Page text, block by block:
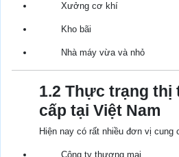
Xưởng cơ khí
Kho bãi
Nhà máy vừa và nhỏ
1.2 Thực trạng
cấp tại Việt Nam
Hiện nay có rất nhiều đơn vị cung
Công ty thương mại